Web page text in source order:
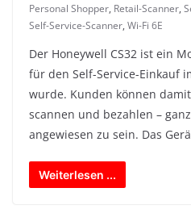
Personal Shopper, Retail-Scanner,
Self-Service-Scanner, Wi-Fi 6E
Der Honeywell CS32 ist ein
für den Self-Service-Einkauf
wurde. Kunden können
scannen und bezahlen –
angewiesen zu sein. Das
Weiterlesen ...